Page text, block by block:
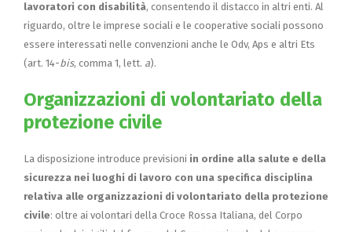
lavoratori con disabilità, consentendo il distacco in altri enti. Al
riguardo, oltre le imprese sociali e le cooperative sociali possono
essere interessati nelle convenzioni anche le Odv, Aps e altri Ets
(art. 14-bis, comma 1, lett. a).
Organizzazioni di volontariato della
protezione civile
La disposizione introduce previsioni in ordine alla salute e della
sicurezza nei luoghi di lavoro con una specifica disciplina
relativa alle organizzazioni di volontariato della protezione
civile: oltre ai volontari della Croce Rossa Italiana, del Corpo